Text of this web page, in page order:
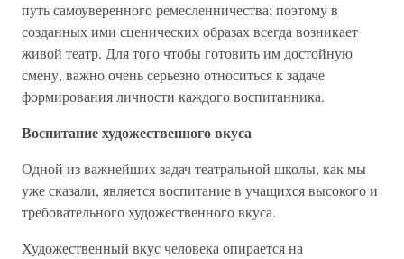
путь самоуверенного ремесленничества; поэтому в
созданных ими сценических образах всегда возникает
живой театр. Для того чтобы готовить им достойную
смену, важно очень серьезно относиться к задаче
формирования личности каждого воспитанника.
Воспитание художественного вкуса
Одной из важнейших задач театральной школы, как мы
уже сказали, является воспитание в учащихся высокого и
требовательного художественного вкуса.
Художественный вкус человека опирается на